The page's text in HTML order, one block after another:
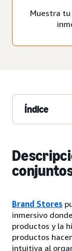
Muestra tu
Índice
Brand Stores
inmersivo
productos y la
productos
intuitiva al